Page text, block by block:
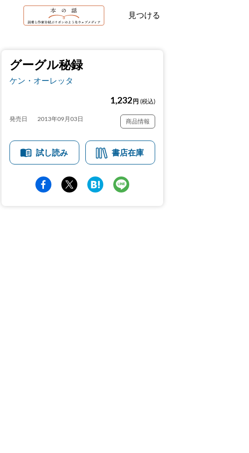
見つける
グーグル秘録
ケン・オーレッタ
1,232 円 (税込)
発売日 2013年09月03日 商品情報
試し読み 書店在庫